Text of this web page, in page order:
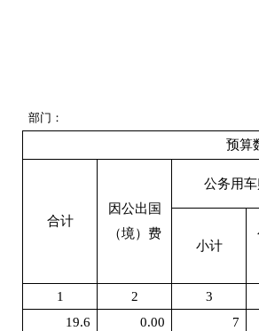
部门：
预算
合计
因公出国
（境）费
公务用
小计
1
2 3
19.6
0.00 7